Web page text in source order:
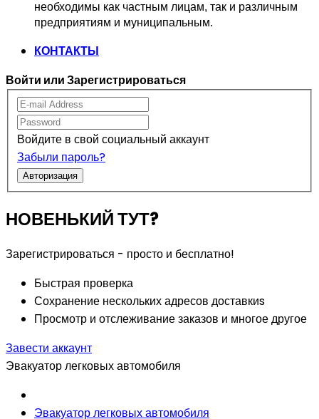
необходимы как частным лицам, так и различным
предприятиям и муниципальным.
КОНТАКТЫ
Войти или Зарегистрироваться
Войдите в свой социальный аккаунт
Забыли пароль?
Авторизация
НОВЕНЬКИЙ ТУТ?
Зарегистрироваться - просто и бесплатно!
Быстрая проверка
Сохранение нескольких адресов доставкиs
Просмотр и отслеживание заказов и многое другое
Завести аккаунт
Эвакуатор легковых автомобиля
Эвакуатор легковых автомобиля